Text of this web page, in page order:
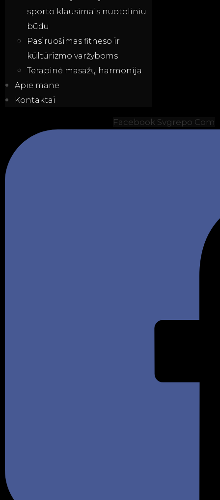
sporto klausimais nuotoliniu
būdu
Pasiruošimas fitneso ir
kūltūrizmo varžyboms
Terapinė masažų harmonija
Apie mane
Kontaktai
Facebook Svgrepo Com